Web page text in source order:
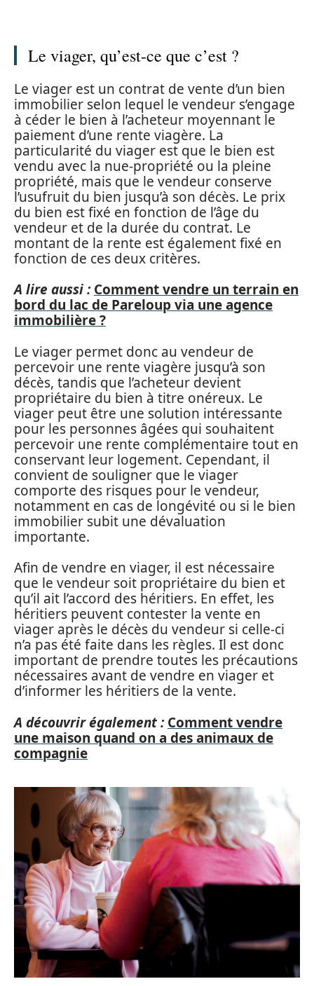
Le viager, qu’est-ce que c’est ?
Le viager est un contrat de vente d’un bien
immobilier selon lequel le vendeur s’engage
à céder le bien à l’acheteur moyennant le
paiement d’une rente viagère. La
particularité du viager est que le bien est
vendu avec la nue-propriété ou la pleine
propriété, mais que le vendeur conserve
l’usufruit du bien jusqu’à son décès. Le prix
du bien est fixé en fonction de l’âge du
vendeur et de la durée du contrat. Le
montant de la rente est également fixé en
fonction de ces deux critères.
A lire aussi : Comment vendre un terrain en
bord du lac de Pareloup via une agence
immobilière ?
Le viager permet donc au vendeur de
percevoir une rente viagère jusqu’à son
décès, tandis que l’acheteur devient
propriétaire du bien à titre onéreux. Le
viager peut être une solution intéressante
pour les personnes âgées qui souhaitent
percevoir une rente complémentaire tout en
conservant leur logement. Cependant, il
convient de souligner que le viager
comporte des risques pour le vendeur,
notamment en cas de longévité ou si le bien
immobilier subit une dévaluation
importante.
Afin de vendre en viager, il est nécessaire
que le vendeur soit propriétaire du bien et
qu’il ait l’accord des héritiers. En effet, les
héritiers peuvent contester la vente en
viager après le décès du vendeur si celle-ci
n’a pas été faite dans les règles. Il est donc
important de prendre toutes les précautions
nécessaires avant de vendre en viager et
d’informer les héritiers de la vente.
A découvrir également : Comment vendre
une maison quand on a des animaux de
compagnie